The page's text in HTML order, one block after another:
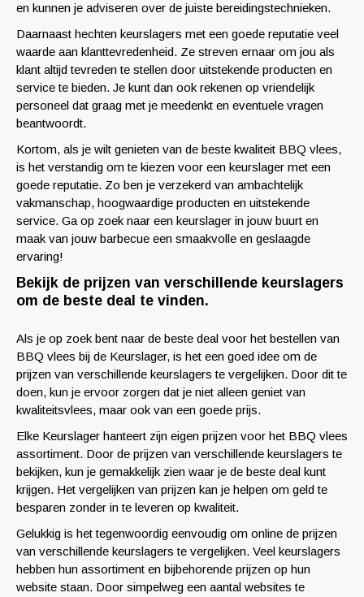
en kunnen je adviseren over de juiste bereidingstechnieken.
Daarnaast hechten keurslagers met een goede reputatie veel
waarde aan klanttevredenheid. Ze streven ernaar om jou als
klant altijd tevreden te stellen door uitstekende producten en
service te bieden. Je kunt dan ook rekenen op vriendelijk
personeel dat graag met je meedenkt en eventuele vragen
beantwoordt.
Kortom, als je wilt genieten van de beste kwaliteit BBQ vlees,
is het verstandig om te kiezen voor een keurslager met een
goede reputatie. Zo ben je verzekerd van ambachtelijk
vakmanschap, hoogwaardige producten en uitstekende
service. Ga op zoek naar een keurslager in jouw buurt en
maak van jouw barbecue een smaakvolle en geslaagde
ervaring!
Bekijk de prijzen van verschillende keurslagers
om de beste deal te vinden.
Als je op zoek bent naar de beste deal voor het bestellen van
BBQ vlees bij de Keurslager, is het een goed idee om de
prijzen van verschillende keurslagers te vergelijken. Door dit te
doen, kun je ervoor zorgen dat je niet alleen geniet van
kwaliteitsvlees, maar ook van een goede prijs.
Elke Keurslager hanteert zijn eigen prijzen voor het BBQ vlees
assortiment. Door de prijzen van verschillende keurslagers te
bekijken, kun je gemakkelijk zien waar je de beste deal kunt
krijgen. Het vergelijken van prijzen kan je helpen om geld te
besparen zonder in te leveren op kwaliteit.
Gelukkig is het tegenwoordig eenvoudig om online de prijzen
van verschillende keurslagers te vergelijken. Veel keurslagers
hebben hun assortiment en bijbehorende prijzen op hun
website staan. Door simpelweg een aantal websites te